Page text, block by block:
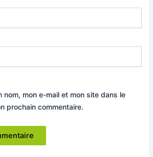
nom, mon e-mail et mon site dans le
prochain commentaire.